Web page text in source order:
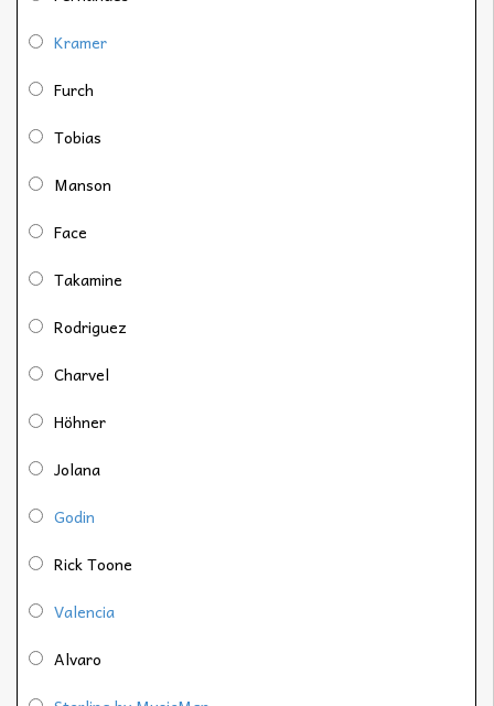
Kramer
Furch
Tobias
Manson
Face
Takamine
Rodriguez
Charvel
Höhner
Jolana
Godin
Rick Toone
Valencia
Alvaro